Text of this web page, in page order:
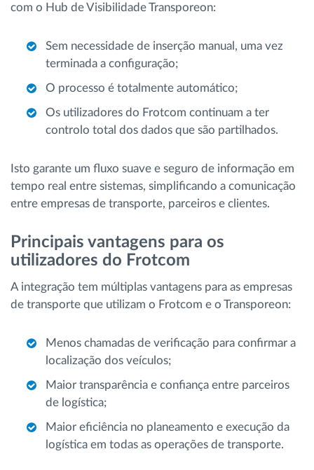
com o Hub de Visibilidade Transporeon:
Sem necessidade de inserção manual, uma vez
terminada a configuração;
O processo é totalmente automático;
Os utilizadores do Frotcom continuam a ter
controlo total dos dados que são partilhados.
Isto garante um fluxo suave e seguro de informação em
tempo real entre sistemas, simplificando a comunicação
entre empresas de transporte, parceiros e clientes.
Principais vantagens para os
utilizadores do Frotcom
A integração tem múltiplas vantagens para as empresas
de transporte que utilizam o Frotcom e o Transporeon:
Menos chamadas de verificação para confirmar a
localização dos veículos;
Maior transparência e confiança entre parceiros
de logística;
Maior eficiência no planeamento e execução da
logística em todas as operações de transporte.